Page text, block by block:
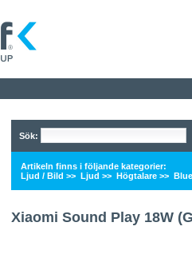
Sök:
Artikeln finns i följande kategorier:
Ljud / Bild >> Ljud >> Högtalare >>
Xiaomi Sound Play 18W